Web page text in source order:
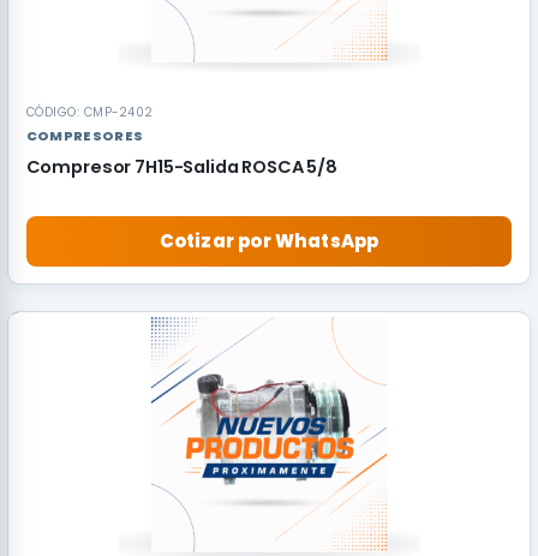
CÓDIGO: CMP-2402
COMPRESORES
Compresor 7H15-Salida ROSCA 5/8
Cotizar por WhatsApp